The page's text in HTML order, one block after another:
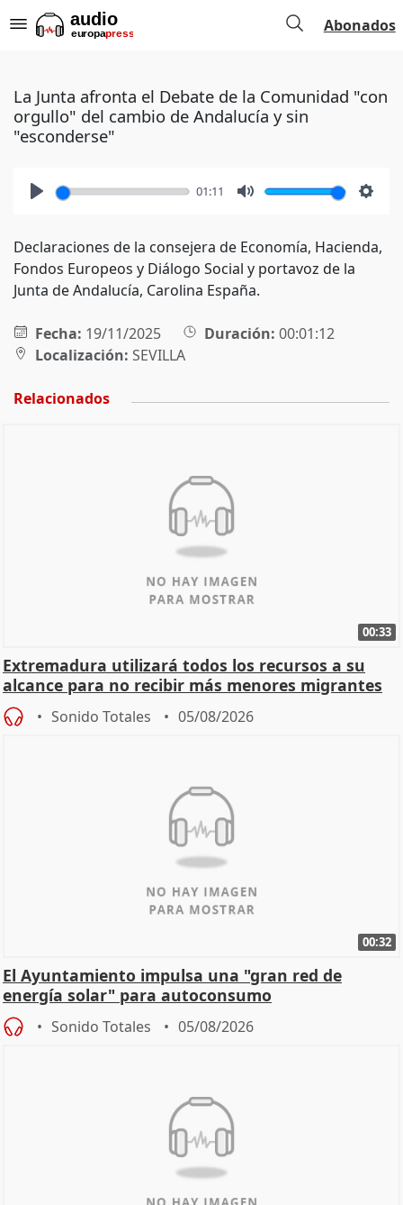
Abonados
La Junta afronta el Debate de la Comunidad "con
orgullo" del cambio de Andalucía y sin
"esconderse"
01:11
Declaraciones de la consejera de Economía, Hacienda,
Fondos Europeos y Diálogo Social y portavoz de la
Junta de Andalucía, Carolina España.
Fecha: 19/11/2025 Duración: 00:01:12
Localización: SEVILLA
Relacionados
00:33
Extremadura utilizará todos los recursos a su
alcance para no recibir más menores migrantes
Sonido Totales 05/08/2026
00:32
El Ayuntamiento impulsa una "gran red de
energía solar" para autoconsumo
Sonido Totales 05/08/2026